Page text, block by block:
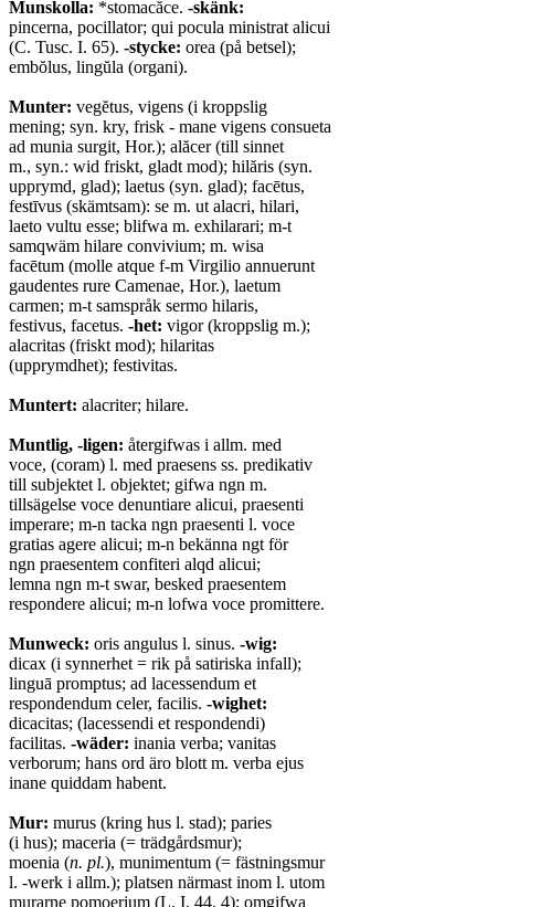
Munskolla: *stomacăce. -skänk:
pincerna, pocillator; qui pocula ministrat alicui
(C. Tusc. I. 65). -stycke: orea (på betsel);
embŏlus, lingŭla (organi).
Munter: vegĕtus, vigens (i kroppslig
mening; syn. kry, frisk - mane vigens consueta
ad munia surgit, Hor.); alăcer (till sinnet
m., syn.: wid friskt, gladt mod); hilăris (syn.
upprymd, glad); laetus (syn. glad); facētus,
festīvus (skämtsam): se m. ut alacri, hilari,
laeto vultu esse; blifwa m. exhilarari; m-t
samqwäm hilare convivium; m. wisa
facētum (molle atque f-m Virgilio annuerunt
gaudentes rure Camenae, Hor.), laetum
carmen; m-t samspråk sermo hilaris,
festivus, facetus. -het: vigor (kroppslig m.);
alacritas (friskt mod); hilaritas
(upprymdhet); festivitas.
Muntert: alacriter; hilare.
Muntlig, -ligen: återgifwas i allm. med
voce, (coram) l. med praesens ss. predikativ
till subjektet l. objektet; gifwa ngn m.
tillsägelse voce denuntiare alicui, praesenti
imperare; m-n tacka ngn praesenti l. voce
gratias agere alicui; m-n bekänna ngt för
ngn praesentem confiteri alqd alicui;
lemna ngn m-t swar, besked praesentem
respondere alicui; m-n lofwa voce promittere.
Munweck: oris angulus l. sinus. -wig:
dicax (i synnerhet = rik på satiriska infall);
linguā promptus; ad lacessendum et
respondendum celer, facilis. -wighet:
dicacitas; (lacessendi et respondendi)
facilitas. -wäder: inania verba; vanitas
verborum; hans ord äro blott m. verba ejus
inane quiddam habent.
Mur: murus (kring hus l. stad); paries
(i hus); maceria (= trädgårdsmur);
moenia (n. pl.), munimentum (= fästningsmur
l. -werk i allm.); platsen närmast inom l. utom
murarne pomoerium (L. I. 44. 4); omgifwa